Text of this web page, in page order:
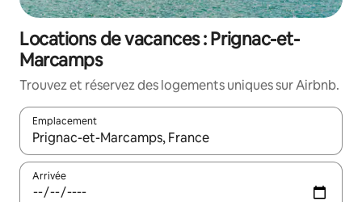
Locations de vacances : Prignac-et-
Marcamps
Trouvez et réservez des logements uniques sur Airbnb.
Emplacement
Quand les résultats sont affichés, parcourez-les en utilisant
Arrivée